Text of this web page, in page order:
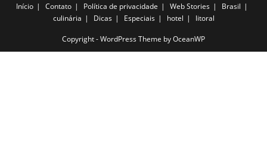
Início Contato Política de privacidade Web Stories
Brasil
culinária
Dicas Especiais hotel litoral
Copyright - WordPress Theme by OceanWP